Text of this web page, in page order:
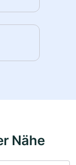
Nähe